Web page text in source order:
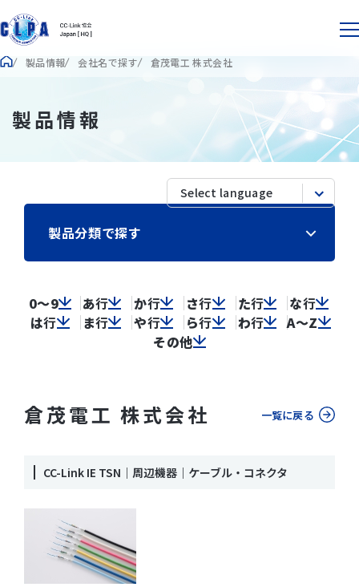
製品情報 会社名で探す 倉茂電工 株式会社
製品情報
製品分類で探す
0～9 あ行 か行 さ行 た行 な行
は行 ま行 や行 ら行 わ行
A～Z
その他
倉茂電工 株式会社 一覧に戻る
CC-Link IE TSN｜周辺機器｜ケーブル・コネクタ